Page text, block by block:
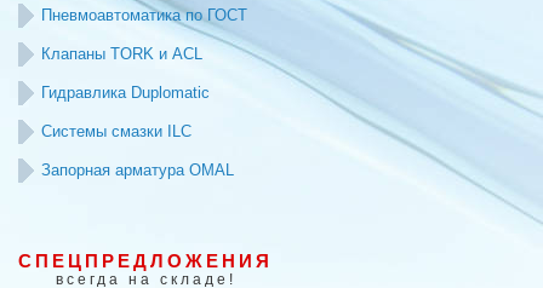
Пневмоавтоматика по ГОСТ
Клапаны TORK и ACL
Гидравлика Duplomatic
Системы смазки ILC
Запорная арматура OMAL
СПЕЦПРЕДЛОЖЕНИЯ
всегда на складе!